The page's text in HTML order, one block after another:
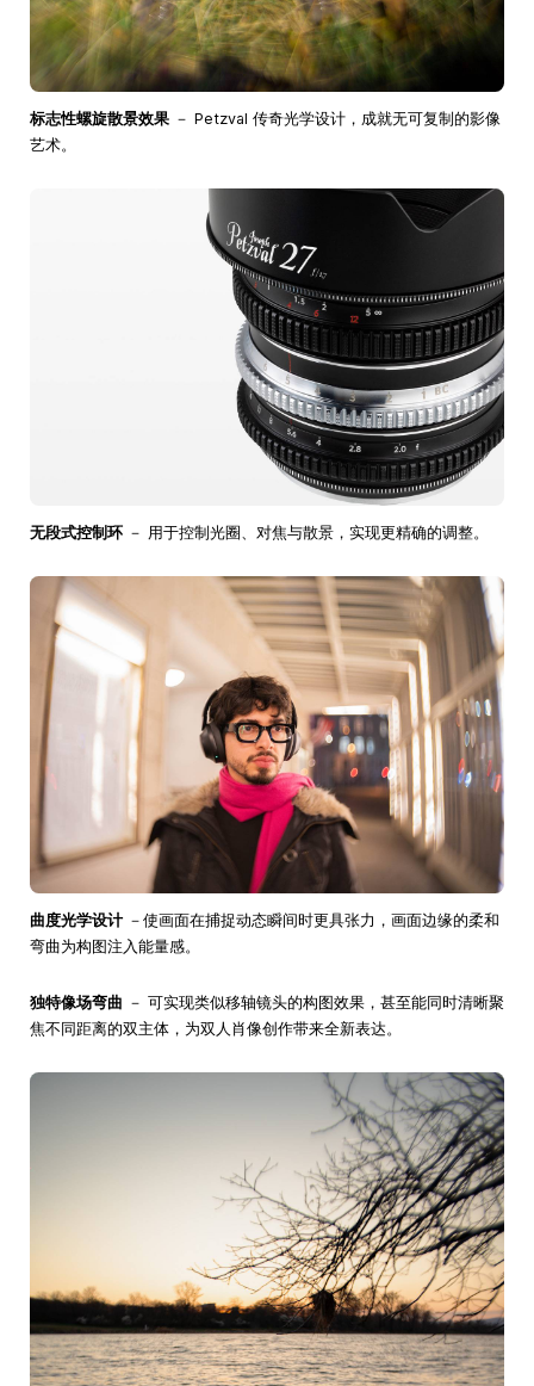
标志性螺旋散景效果 － Petzval 传奇光学设计，成就无可复制的影像
艺术。
无段式控制环 － 用于控制光圈、对焦与散景，实现更精确的调整。
曲度光学设计－使画面在捕捉动态瞬间时更具张力，画面边缘的柔和
弯曲为构图注入能量感。
独特像场弯曲 － 可实现类似移轴镜头的构图效果，甚至能同时清晰聚
焦不同距离的双主体，为双人肖像创作带来全新表达。